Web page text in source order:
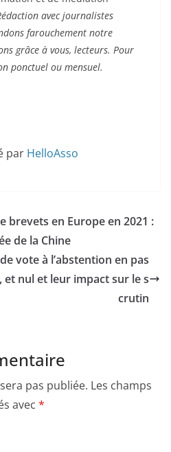
avec journalistes
farouchement notre
grâce à vous, lecteurs. Pour
ponctuel ou mensuel.
par HelloAsso
brevets en Europe en 2021 :
de la Chine
vote à l’abstention en pas
nul et leur impact sur le s
crutin
pas publiée. Les champs
avec *